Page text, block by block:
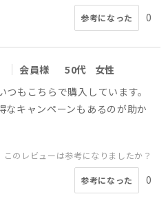
参考になった 0
会員様 50代
女性
もこちらで購入しています。
なキャンペーンもあるのが助か
このレビューは参考になりましたか？
参考になった 0